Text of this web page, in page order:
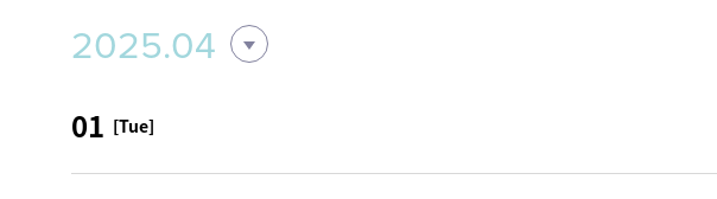
2025.04
01 [Tue]